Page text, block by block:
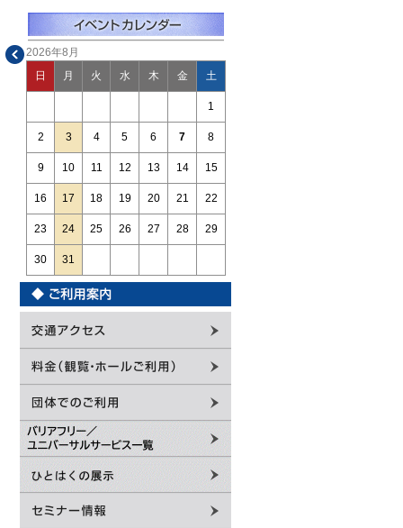
2026年8月
日 月 火 水 木 金 土
1
2 3 4 5 6 7 8
9 10 11 12 13 14 15
16 17 18 19 20 21 22
23 24 25 26 27 28 29
30 31